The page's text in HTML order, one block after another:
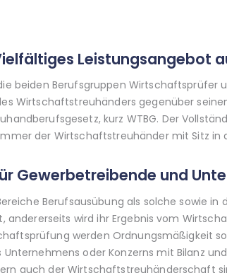
Leistungsangebot
beiden Berufsgruppen Wirtschaftsprüfer
Wirtschaftstreuhänders gegenüber
kurz WTBG. Der
der Wirtschaftstreuhänder mit Sitz in
Gewerbetreibende und
Berufsausübung als solche sowie
andererseits wird ihr Ergebnis vom
werden Ordnungsmäßigkeit
oder Konzerns mit Bilanz
auch der Wirtschaftstreuhänderschaft